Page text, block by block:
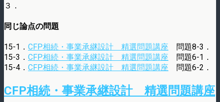
３．
同じ論点の問題
15-1． CFP相続・事業承継設計 精選問題講座 問題8-3．
15-3． CFP相続・事業承継設計 精選問題講座 問題6-1．
15-4． CFP相続・事業承継設計 精選問題講座 問題6-2．
CFP相続・事業承継設計 精選問題講座